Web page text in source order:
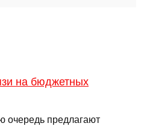
на бюджетных
очередь предлагают